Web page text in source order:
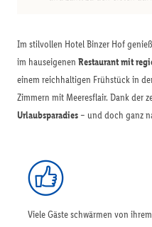
Im stilvollen Hotel Binzer Hof
im hauseigenen Restaurant mit
einem reichhaltigen Frühstück in
Zimmern mit Meeresflair. Dank der
Urlaubsparadies – und doch ganz
Viele Gäste schwärmen von